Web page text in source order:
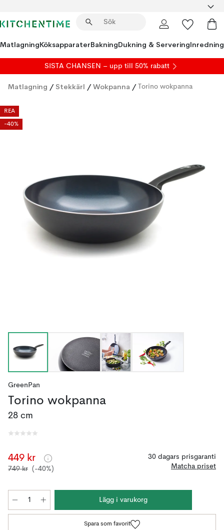
MatlagningKöksapparaterBakningDukning & ServeringInredning
SISTA CHANSEN – upp till 50% rabatt
Matlagning / Stekkärl / Wokpanna / Torino wokpanna
REA
-40%
GreenPan
Torino wokpanna
28 cm
449 kr
749 kr (-40%)
30 dagars prisgaranti
Matcha priset
Lägg i varukorg
Spara som favorit